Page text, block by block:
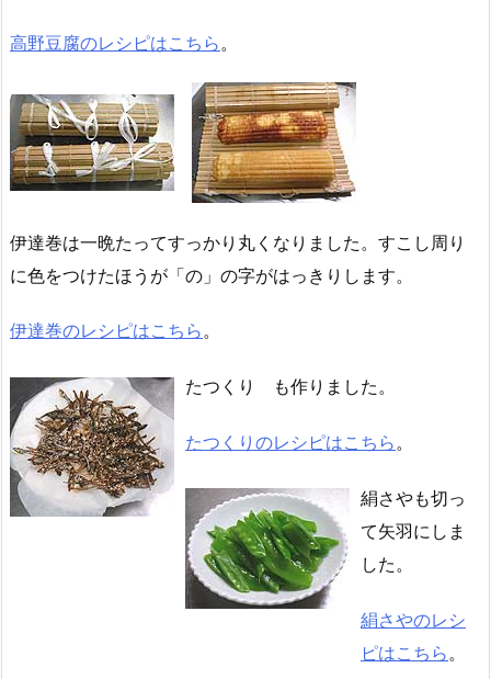
高野豆腐のレシピはこちら 。
伊達巻は一晩たってすっかり丸くなりました。すこし周り
に色をつけたほうが「の」の字がはっきりします。
伊達巻のレシピはこちら。
たつくり も作りました。
たつくりのレシピはこちら 。
絹さやも切っ
て矢羽にしま
した。
絹さやのレシ
ピはこちら 。